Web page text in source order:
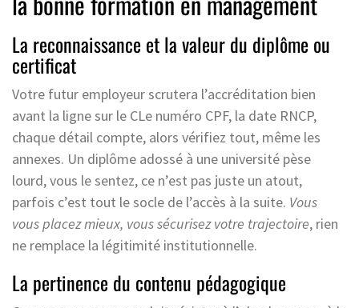
La reconnaissance et la valeur du diplôme ou
certificat
Votre futur employeur scrutera l’accréditation bien
avant la ligne sur le CLe numéro CPF, la date RNCP,
chaque détail compte, alors vérifiez tout, même les
annexes. Un diplôme adossé à une université pèse
lourd, vous le sentez, ce n’est pas juste un atout,
parfois c’est tout le socle de l’accès à la suite. Vous
vous placez mieux, vous sécurisez votre trajectoire, rien
ne remplace la légitimité institutionnelle.
La pertinence du contenu pédagogique